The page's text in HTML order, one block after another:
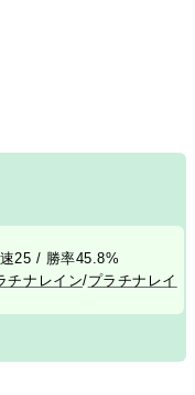
25 / 勝率45.8%
チナレイン/プラチナレイ